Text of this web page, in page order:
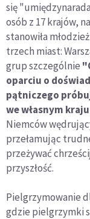
się
osób z 17 krajów,
stanowiła
trzech miast:
grup szczególnie
oparciu o
pątniczego
we własnym
Niemców
przełamując
przeżywać
przyszłość.
Pielgrzymowanie
gdzie pielgrzymki